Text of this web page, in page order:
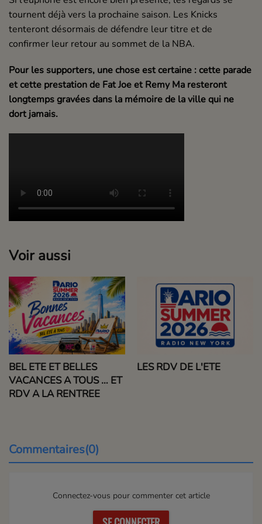
tournent déjà vers la prochaine saison. Les Knicks
tenteront désormais de défendre leur titre et de
confirmer leur retour au sommet de la NBA.
Pour les supporters, une chose est certaine : cette parade
et cette prestation de Fat Joe et Remy Ma resteront
longtemps gravées dans la mémoire de la ville qui ne
dort jamais.
Voir aussi
BEL ETE ET BELLES
VACANCES A TOUS … ET
RDV A LA RENTREE
LES RDV DE L'ETE
Commentaires(0)
Connectez-vous pour commenter cet article